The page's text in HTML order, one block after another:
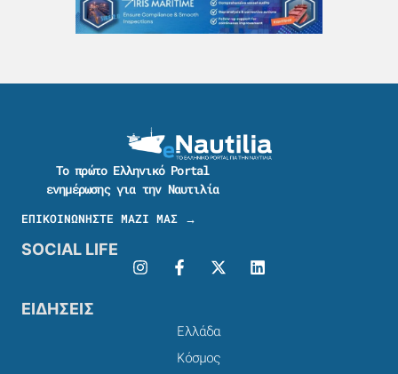
Το πρώτο Ελληνικό Portal
ενημέρωσης για την Ναυτιλία
ΕΠΙΚΟΙΝΩΝΗΣΤΕ ΜΑΖΙ ΜΑΣ →
SOCIAL LIFE
ΕΙΔΗΣΕΙΣ
Ελλάδα
Κόσμος